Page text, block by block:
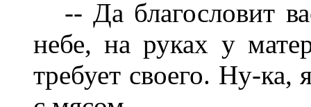
-- Да благословит
небе, на руках у
требует своего. Ну-